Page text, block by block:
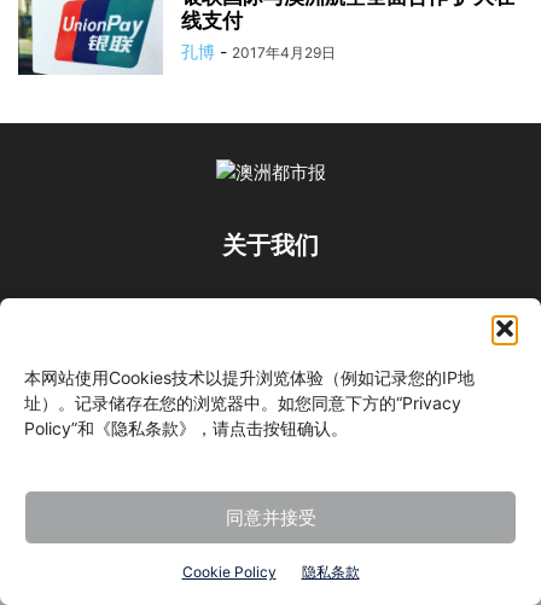
本网站使用Cookies技术以提升浏览体验（例如记录您的IP地
址）。记录储存在您的浏览器中。如您同意下方的“Privacy
Policy”和《隐私条款》，请点击按钮确认。
同意并接受
Cookie Policy 隐私条款
线支付
孔博 - 2017年4月29日
关于我们
©